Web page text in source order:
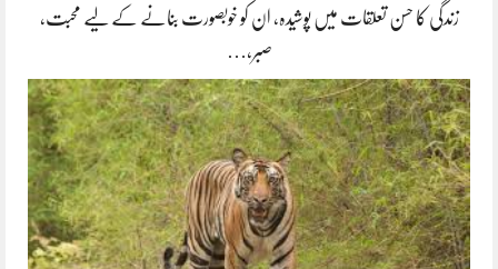
زندگی کا حسن تعلقات میں پوشیدہ, ان کو خوبصورت بنانے کے لیے محبت،
صبر،…